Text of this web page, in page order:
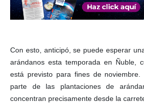
Con esto, anticipó, se puede esperar
arándanos esta temporada en Ñuble,
está previsto para fines de
parte de las plantaciones de
concentran precisamente desde la